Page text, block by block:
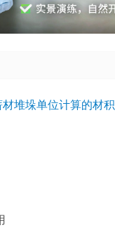
堆垛单位计算的材